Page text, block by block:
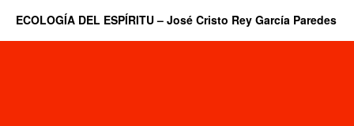
ECOLOGÍA DEL ESPÍRITU – José Cristo Rey García Paredes